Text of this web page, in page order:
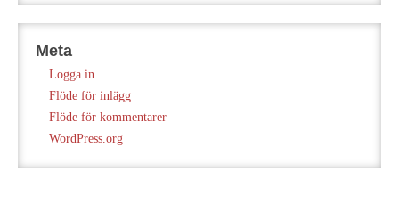
Meta
Logga in
Flöde för inlägg
Flöde för kommentarer
WordPress.org